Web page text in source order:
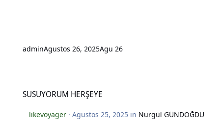
adminAgustos 26, 2025Agu 26
SUSUYORUM HERŞEYE
likevoyager· Agustos 25, 2025in Nurgül GÜNDOĞDU